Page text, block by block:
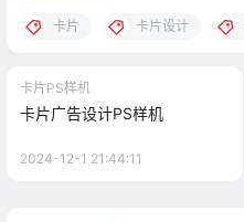
卡片 卡片设计
卡片PS样机
卡片广告设计PS样机
2024-12-1 21:44:11